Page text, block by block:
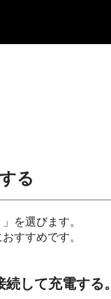
る
を選びます。
すすめです。
して充電する。